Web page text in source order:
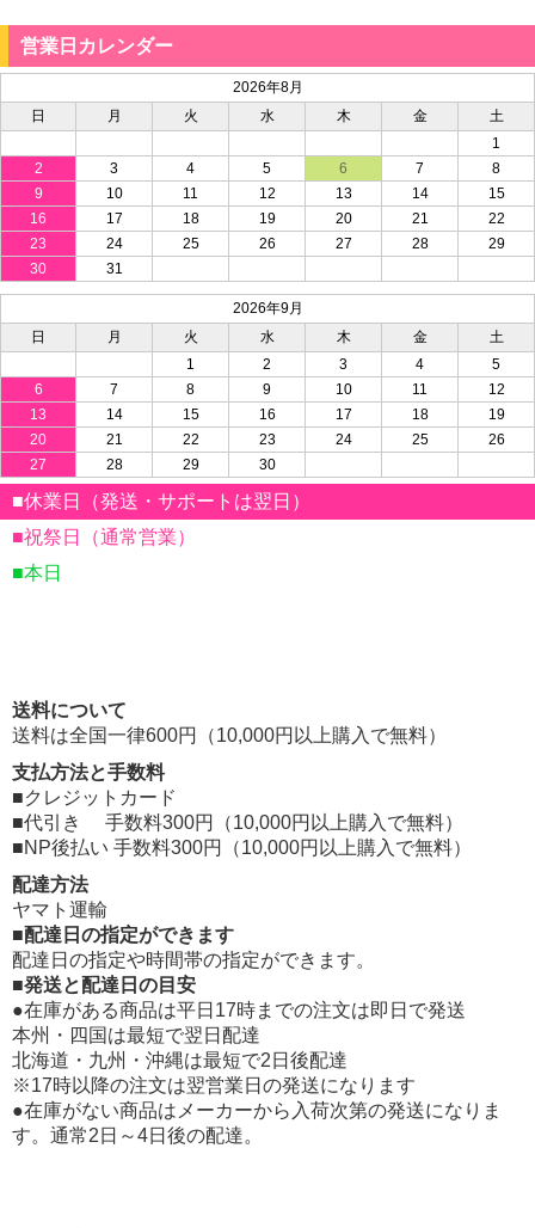
営業日カレンダー
2026年8月
日
月 火 水 木 金
土
1
2
3 4 5 6 7
8
9
10 11 12 13 14
15
16
17 18 19 20 21
22
23
24 25 26 27 28
29
30
31
2026年9月
日
月 火 水 木 金
土
1
2 3 4
5
6
7 8 9 10 11
12
13
14 15 16 17 18
19
20
21 22 23 24 25
26
27
28 29 30
■休業日（発送・サポートは翌日）
■祝祭日（通常営業）
■本日
送料について
送料は全国一律600円（10,000円以上購入で無料）
支払方法と手数料
■クレジットカード
■代引き 手数料300円（10,000円以上購入で無料）
■NP後払い 手数料300円（10,000円以上購入で無料）
配達方法
ヤマト運輸
■配達日の指定ができます
配達日の指定や時間帯の指定ができます。
■発送と配達日の目安
●在庫がある商品は平日17時までの注文は即日で発送
本州・四国は最短で翌日配達
北海道・九州・沖縄は最短で2日後配達
※17時以降の注文は翌営業日の発送になります
●在庫がない商品はメーカーから入荷次第の発送になりま
す。通常2日～4日後の配達。